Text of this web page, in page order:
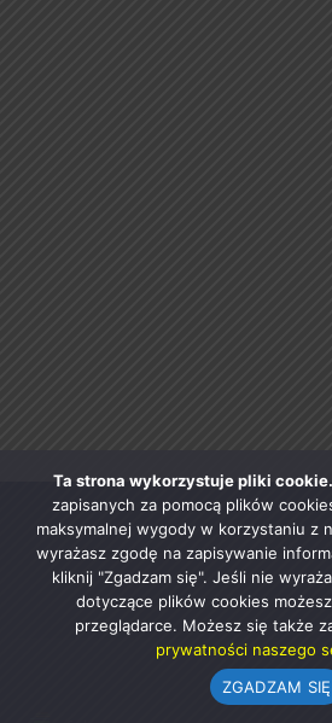
Ta strona wykorzystuje pliki cookie.
zapisanych za pomocą plików
maksymalnej wygody w korzystaniu z
wyrażasz zgodę na zapisywanie
kliknij "Zgadzam się". Jeśli nie
dotyczące plików cookies
przeglądarce. Możesz się także
prywatności naszego
ZGADZAM SIĘ